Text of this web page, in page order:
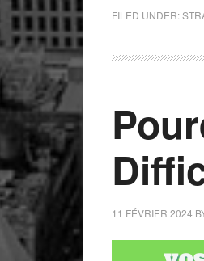
FILED UNDER:
11 FÉVRIER 2024